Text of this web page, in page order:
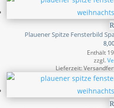
Plauener Spitze Fensterbild
Enthält
zzgl.
Lieferzeit: